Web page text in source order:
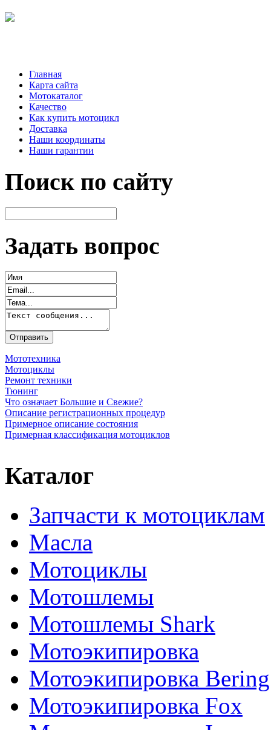
Главная
Карта сайта
Мотокаталог
Качество
Как купить мотоцикл
Доставка
Наши координаты
Наши гарантии
Поиск по сайту
Задать вопрос
Мототехника
Мотоциклы
Ремонт техники
Тюнинг
Что означает Большие и Свежие?
Описание регистрационных процедур
Примерное описание состояния
Примерная классификация мотоциклов
Каталог
Запчасти к мотоциклам
Масла
Мотоциклы
Мотошлемы
Мотошлемы Shark
Мотоэкипировка
Мотоэкипировка Bering
Мотоэкипировка Fox